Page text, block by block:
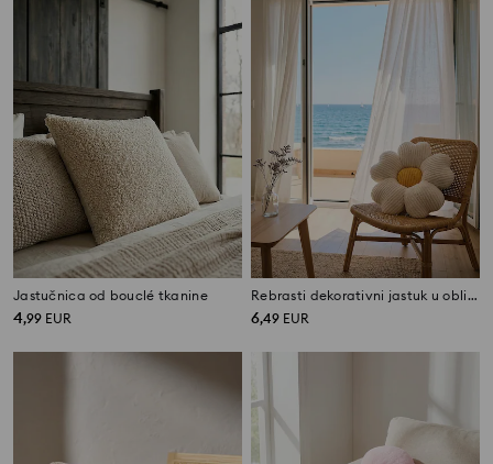
Jastučnica od bouclé tkanine
4,99 EUR
Rebrasti dekorativni jastuk u obliku cvijeta
6,49 EUR